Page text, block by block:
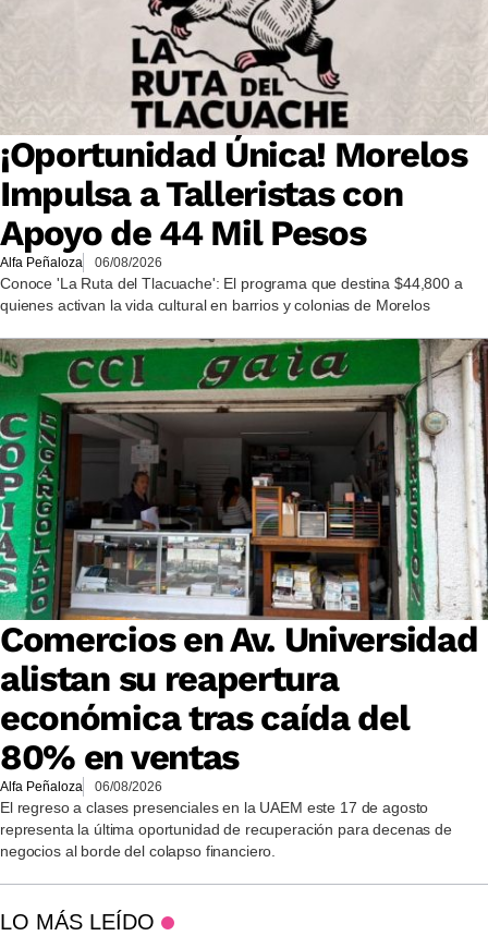
¡Oportunidad Única! Morelos
Impulsa a Talleristas con
Apoyo de 44 Mil Pesos
Alfa Peñaloza 06/08/2026
Conoce 'La Ruta del Tlacuache': El programa que destina $44,800 a
quienes activan la vida cultural en barrios y colonias de Morelos
Comercios en Av. Universidad
alistan su reapertura
económica tras caída del
80% en ventas
Alfa Peñaloza 06/08/2026
El regreso a clases presenciales en la UAEM este 17 de agosto
representa la última oportunidad de recuperación para decenas de
negocios al borde del colapso financiero.
LO MÁS LEÍDO